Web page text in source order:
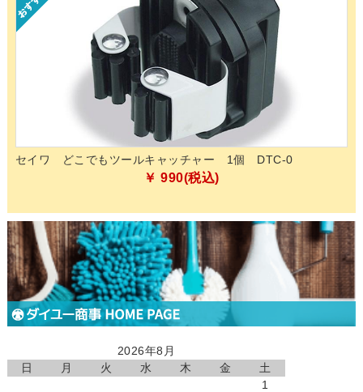
セイワ どこでもツールキャッチャー 1個 DTC-0
￥ 990(税込)
2026年8月
日
月 火 水 木 金
土
1